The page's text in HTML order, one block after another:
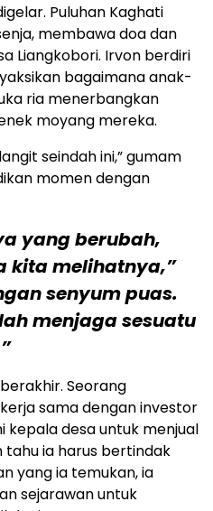
Puluhan Kaghati
membawa doa dan
Liangkobori. Irvon berdiri
bagaimana anak-
ria menerbangkan
moyang mereka.
seindah ini,” gumam
momen dengan
yang berubah,
kita melihatnya,”
senyum puas.
menjaga sesuatu
Seorang
sama dengan investor
desa untuk menjual
tahu ia harus bertindak
yang ia temukan, ia
sejarawan untuk